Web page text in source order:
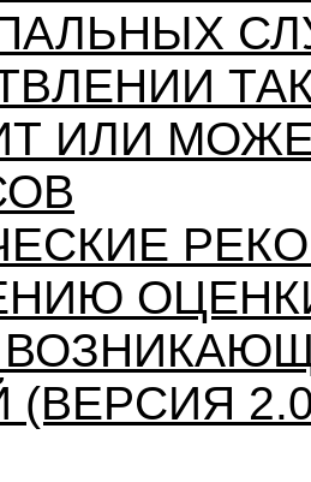
ИЛИ
(ВЕРСИЯ